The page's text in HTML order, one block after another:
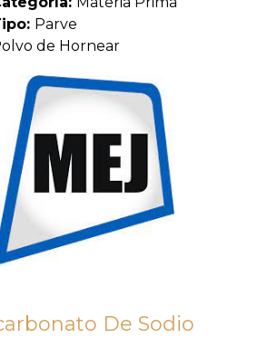
Parve
de Hornear
De Sodio